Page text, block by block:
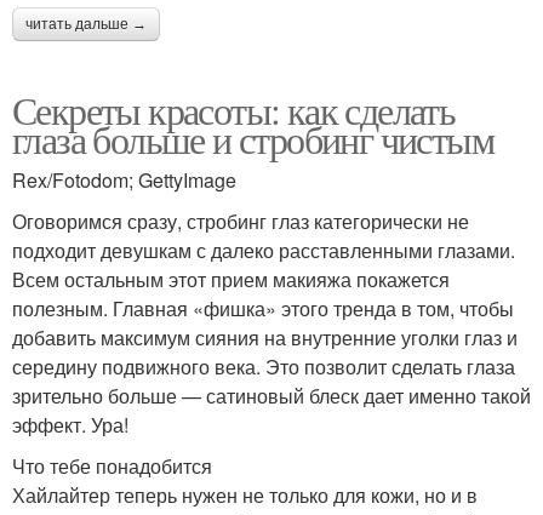
читать дальше →
Секреты красоты: как сделать
глаза больше и стробинг чистым
Rex/Fotodom; GettyImage
Оговоримся сразу, стробинг глаз категорически не
подходит девушкам с далеко расставленными глазами.
Всем остальным этот прием макияжа покажется
полезным. Главная «фишка» этого тренда в том, чтобы
добавить максимум сияния на внутренние уголки глаз и
середину подвижного века. Это позволит сделать глаза
зрительно больше — сатиновый блеск дает именно такой
эффект. Ура!
Что тебе понадобится
Хайлайтер теперь нужен не только для кожи, но и в